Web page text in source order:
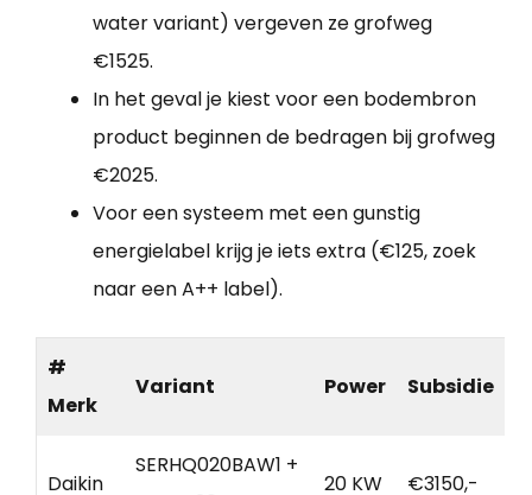
water variant) vergeven ze grofweg
€1525.
In het geval je kiest voor een bodembron
product beginnen de bedragen bij grofweg
€2025.
Voor een systeem met een gunstig
energielabel krijg je iets extra (€125, zoek
naar een A++ label).
#
Merk
Variant Power Subsidie
Daikin
SERHQ020BAW1 +
20 KW €3150,-